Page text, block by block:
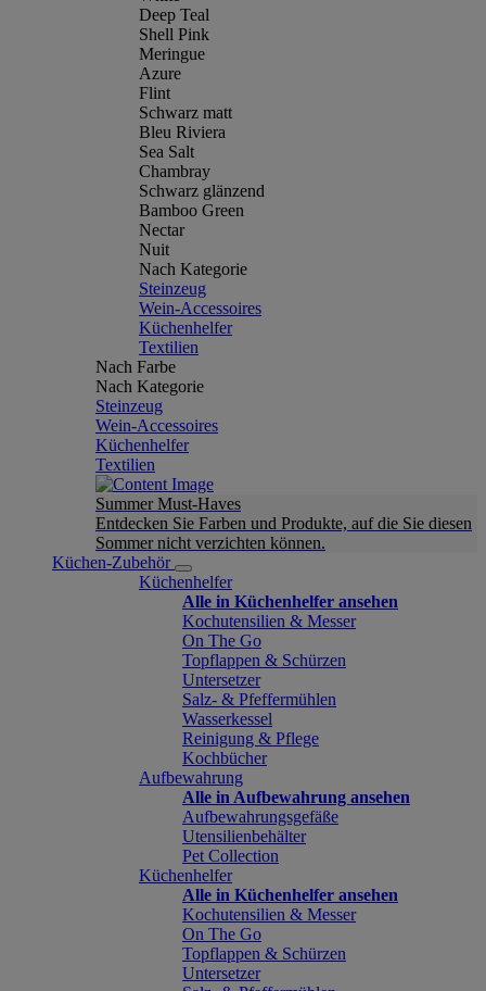
Deep Teal
Shell Pink
Meringue
Azure
Flint
Schwarz matt
Bleu Riviera
Sea Salt
Chambray
Schwarz glänzend
Bamboo Green
Nectar
Nuit
Nach Kategorie
Steinzeug
Wein-Accessoires
Küchenhelfer
Textilien
Nach Farbe
Nach Kategorie
Steinzeug
Wein-Accessoires
Küchenhelfer
Textilien
Summer Must-Haves
Entdecken Sie Farben und Produkte, auf die Sie diesen
Sommer nicht verzichten können.
Küchen-Zubehör
Küchenhelfer
Alle in Küchenhelfer ansehen
Kochutensilien & Messer
On The Go
Topflappen & Schürzen
Untersetzer
Salz- & Pfeffermühlen
Wasserkessel
Reinigung & Pflege
Kochbücher
Aufbewahrung
Alle in Aufbewahrung ansehen
Aufbewahrungsgefäße
Utensilienbehälter
Pet Collection
Küchenhelfer
Alle in Küchenhelfer ansehen
Kochutensilien & Messer
On The Go
Topflappen & Schürzen
Untersetzer